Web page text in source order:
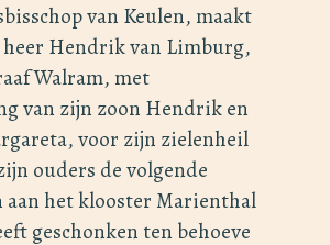
van Keulen, maakt
Hendrik van Limburg,
Walram, met
van zijn zoon Hendrik en
voor zijn zielenheil
ouders de volgende
het klooster Marienthal
geschonken ten behoeve